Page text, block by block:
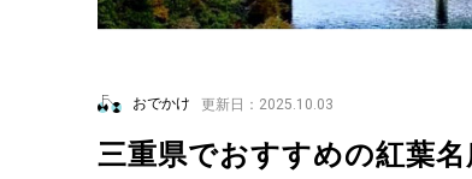
おでかけ 更新日：2025.10.03
三重県でおすすめの紅葉